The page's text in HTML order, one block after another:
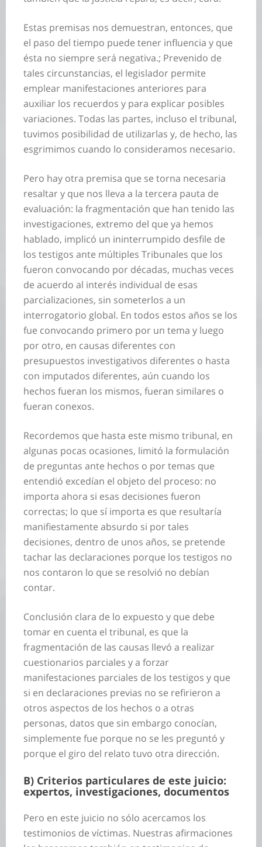
Estas premisas nos demuestran, entonces, que
el paso del tiempo puede tener influencia y que
ésta no siempre será negativa.; Prevenido de
tales circunstancias, el legislador permite
emplear manifestaciones anteriores para
auxiliar los recuerdos y para explicar posibles
variaciones. Todas las partes, incluso el tribunal,
tuvimos posibilidad de utilizarlas y, de hecho, las
esgrimimos cuando lo consideramos necesario.
Pero hay otra premisa que se torna necesaria
resaltar y que nos lleva a la tercera pauta de
evaluación: la fragmentación que han tenido las
investigaciones, extremo del que ya hemos
hablado, implicó un ininterrumpido desfile de
los testigos ante múltiples Tribunales que los
fueron convocando por décadas, muchas veces
de acuerdo al interés individual de esas
parcializaciones, sin someterlos a un
interrogatorio global. En todos estos años se los
fue convocando primero por un tema y luego
por otro, en causas diferentes con
presupuestos investigativos diferentes o hasta
con imputados diferentes, aún cuando los
hechos fueran los mismos, fueran similares o
fueran conexos.
Recordemos que hasta este mismo tribunal, en
algunas pocas ocasiones, limitó la formulación
de preguntas ante hechos o por temas que
entendió excedían el objeto del proceso: no
importa ahora si esas decisiones fueron
correctas; lo que sí importa es que resultaría
manifiestamente absurdo si por tales
decisiones, dentro de unos años, se pretende
tachar las declaraciones porque los testigos no
nos contaron lo que se resolvió no debían
contar.
Conclusión clara de lo expuesto y que debe
tomar en cuenta el tribunal, es que la
fragmentación de las causas llevó a realizar
cuestionarios parciales y a forzar
manifestaciones parciales de los testigos y que
si en declaraciones previas no se refirieron a
otros aspectos de los hechos o a otras
personas, datos que sin embargo conocían,
simplemente fue porque no se les preguntó y
porque el giro del relato tuvo otra dirección.
B) Criterios particulares de este juicio:
expertos, investigaciones, documentos
Pero en este juicio no sólo acercamos los
testimonios de víctimas. Nuestras afirmaciones